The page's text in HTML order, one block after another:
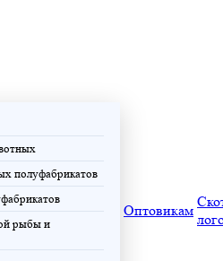
полуфабрикатов
рыбы и
Оптовикам